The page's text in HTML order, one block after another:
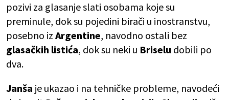
pozivi za glasanje slati osobama koje su
preminule, dok su pojedini birači u inostranstvu,
posebno iz Argentine, navodno ostali bez
glasačkih listića, dok su neki u Briselu dobili po
dva.
Janša je ukazao i na tehničke probleme, navodeći